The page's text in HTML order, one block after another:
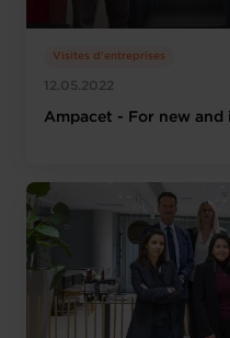
12.05.2022
Visites d'entreprises
Ampacet - For new